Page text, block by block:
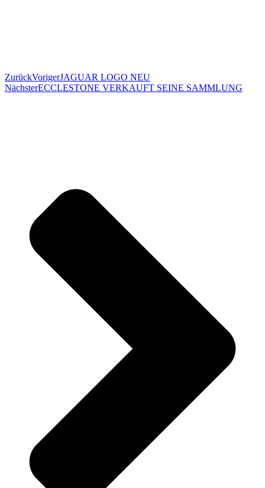
ZurückVorigerJAGUAR LOGO NEU
NächsterECCLESTONE VERKAUFT SEINE SAMMLUNG